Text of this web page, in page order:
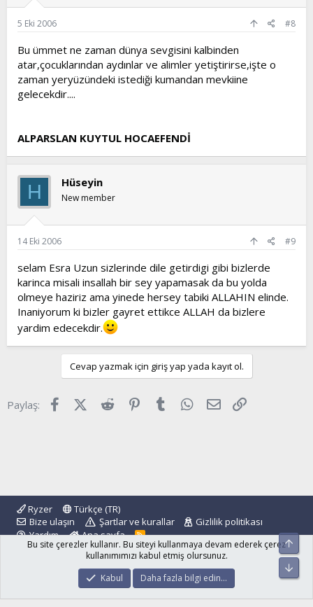
5 Eki 2006 #8
Bu ümmet ne zaman dünya sevgisini kalbinden
atar,çocuklarından aydınlar ve alimler yetiştirirse,işte o
zaman yeryüzündeki istediği kumandan mevkiine
gelecekdir....
ALPARSLAN KUYTUL HOCAEFENDİ
H Hüseyin
New member
14 Eki 2006 #9
selam Esra Uzun sizlerinde dile getirdigi gibi bizlerde
karinca misali insallah bir sey yapamasak da bu yolda
olmeye haziriz ama yinede hersey tabiki ALLAHIN elinde.
Inaniyorum ki bizler gayret ettikce ALLAH da bizlere
yardim edecekdir.
Cevap yazmak için giriş yap yada kayıt ol.
Paylaş: FacebookX (Twitter)
Reddit Pinterest
Tumblr WhatsApp
E-posta
Ryzer
Türkçe (TR)
Bize ulaşın
Şartlar ve kurallar
Gizlilik politikası
Yardım
Ana sayfa
R
S
S
Community platform by XenForo ® © 2010-2024 XenForo Ltd.
© 2001 - 2024
Bu site çerezler kullanır. Bu siteyi kullanmaya devam ederek çerez
kullanımımızı kabul etmiş olursunuz.
Kabul
Daha fazla bilgi edin…
Üst
Alt